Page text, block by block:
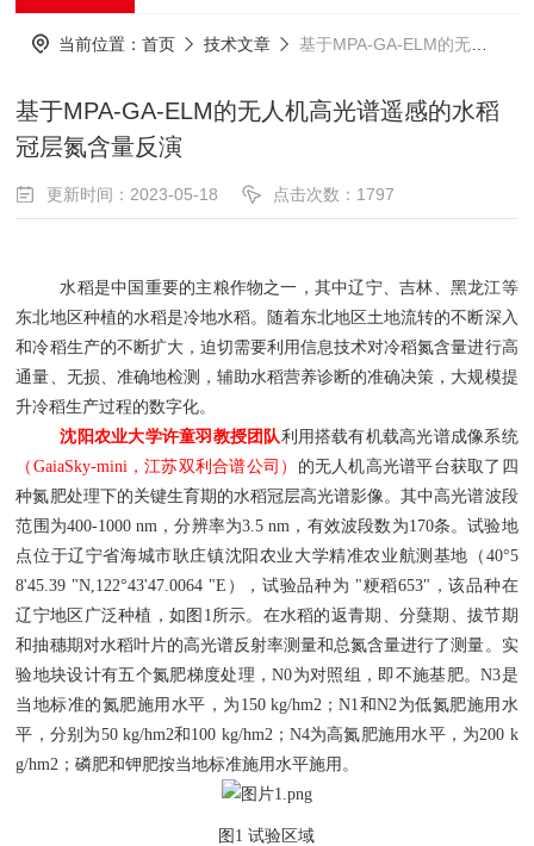
当前位置：首页 技术文章 基于MPA-GA-ELM的无人机高光谱遥感的水稻冠层氮含量反演
基于MPA-GA-ELM的无人机高光谱遥感的水稻
冠层氮含量反演
更新时间：2023-05-18 点击次数：1797
水稻是中国重要的主粮作物之一，其中辽宁、吉林、黑龙江等
东北地区种植的水稻是冷地水稻。随着东北地区土地流转的不断深入
和冷稻生产的不断扩大，迫切需要利用信息技术对冷稻氮含量进行高
通量、无损、准确地检测，辅助水稻营养诊断的准确决策，大规模提
升冷稻生产过程的数字化。
沈阳农业大学许童羽教授团队利用搭载有机载高光谱成像系统
（ GaiaSky-mini，江苏双利合谱公司） 的无人机高光谱平台获取了四
种氮肥处理下的关键生育期的水稻冠层高光谱影像。其中高光谱波段
范围为400-1000 nm，分辨率为3.5 nm，有效波段数为170条。试验地
点位于辽宁省海城市耿庄镇沈阳农业大学精准农业航测基地（40°5
8'45.39 "N,122°43'47.0064 "E），试验品种为 "粳稻653"，该品种在
辽宁地区广泛种植，如图1所示。在水稻的返青期、分蘖期、拔节期
和抽穗期对水稻叶片的高光谱反射率测量和总氮含量进行了测量。实
验地块设计有五个氮肥梯度处理，N0为对照组，即不施基肥。N3是
当地标准的氮肥施用水平，为150 kg/hm2；N1和N2为低氮肥施用水
平，分别为50 kg/hm2和100 kg/hm2；N4为高氮肥施用水平，为200 k
g/hm2；磷肥和钾肥按当地标准施用水平施用。
图 1 试验区域